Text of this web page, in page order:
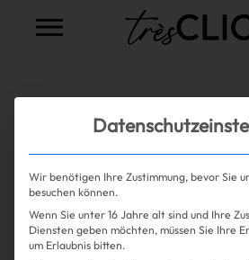
Shopping
Alle Artikel zum
Mehr lesen
Wir benötigen Ihre Zustimmung, bevor Sie
besuchen können.
Wenn Sie unter 16 Jahre alt sind und Ihre
Diensten geben möchten, müssen Sie Ihre
um Erlaubnis bitten.